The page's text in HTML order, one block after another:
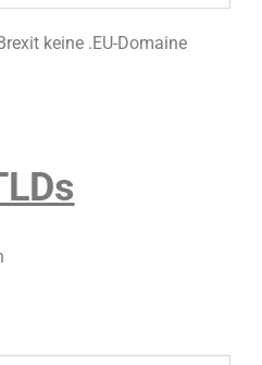
keine .EU-Domaine